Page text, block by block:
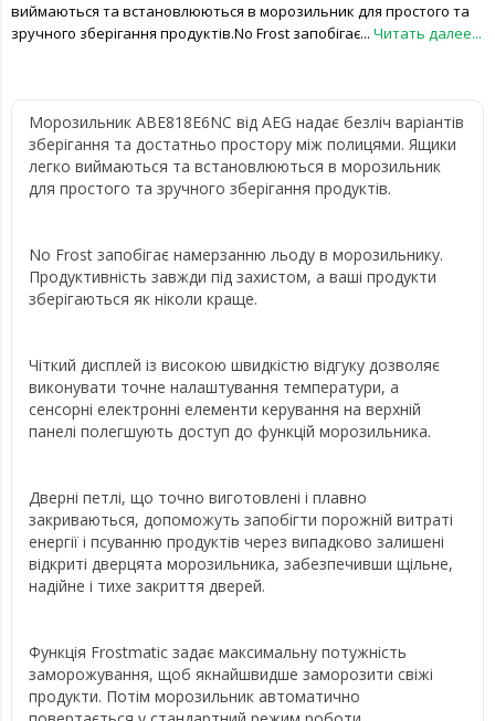
виймаються та встановлюються в морозильник для простого та
зручного зберігання продуктів.No Frost запобігає... Читать далее...
Морозильник ABE818E6NC від AEG надає безліч варіантів
зберігання та достатньо простору між полицями. Ящики
легко виймаються та встановлюються в морозильник
для простого та зручного зберігання продуктів.
No Frost запобігає намерзанню льоду в морозильнику.
Продуктивність завжди під захистом, а ваші продукти
зберігаються як ніколи краще.
Чіткий дисплей із високою швидкістю відгуку дозволяє
виконувати точне налаштування температури, а
сенсорні електронні елементи керування на верхній
панелі полегшують доступ до функцій морозильника.
Дверні петлі, що точно виготовлені і плавно
закриваються, допоможуть запобігти порожній витраті
енергії і псуванню продуктів через випадково залишені
відкриті дверцята морозильника, забезпечивши щільне,
надійне і тихе закриття дверей.
Функція Frostmatic задає максимальну потужність
заморожування, щоб якнайшвидше заморозити свіжі
продукти. Потім морозильник автоматично